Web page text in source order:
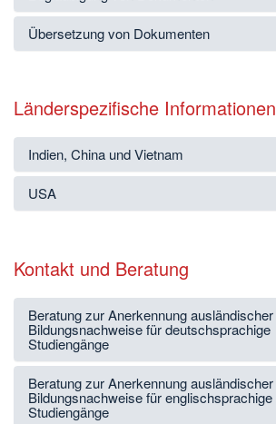
Übersetzung von Dokumenten
Länderspezifische Informationen
Indien, China und Vietnam
USA
Kontakt und Beratung
Beratung zur Anerkennung ausländischer
Bildungsnachweise für deutschsprachige
Studiengänge
Beratung zur Anerkennung ausländischer
Bildungsnachweise für englischsprachige
Studiengänge